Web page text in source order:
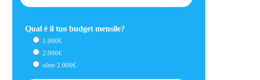
Qual è il tuo budget mensile?
1.000€
2.000€
oltre 2.000€